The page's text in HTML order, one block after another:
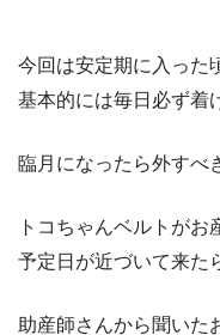
今回は安定期に入った
基本的には毎日必ず着
臨月になったら外すべ
トコちゃんベルトが
予定日が近づいて来た
助産師さんから聞いた